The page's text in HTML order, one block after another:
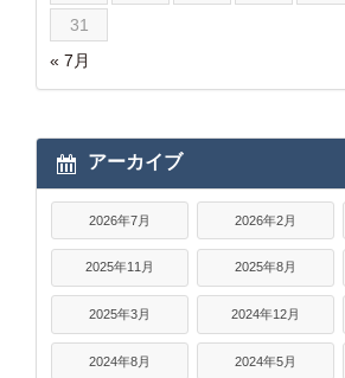
« 7月
31
アーカイブ
2026年7月 2026年2月
2025年11月 2025年8月
2025年3月 2024年12月
2024年8月 2024年5月